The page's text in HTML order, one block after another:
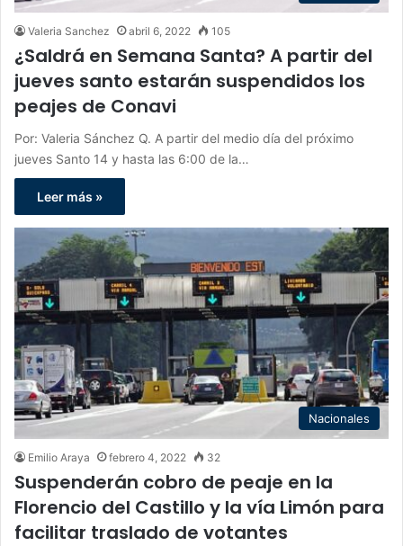
Valeria Sanchez abril 6, 2022 105
¿Saldrá en Semana Santa? A partir del
jueves santo estarán suspendidos los
peajes de Conavi
Por: Valeria Sánchez Q. A partir del medio día del próximo
jueves Santo 14 y hasta las 6:00 de la…
Leer más »
Nacionales
Emilio Araya febrero 4, 2022 32
Suspenderán cobro de peaje en la
Florencio del Castillo y la vía Limón para
facilitar traslado de votantes